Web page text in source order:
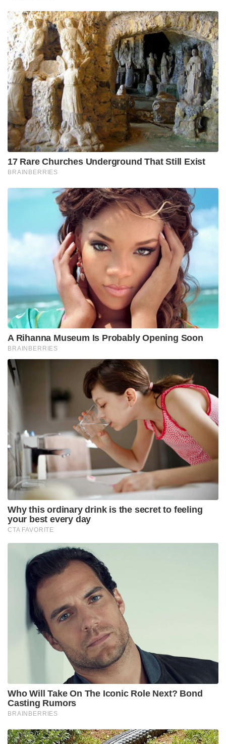
17 Rare Churches Underground That Still Exist
BRAINBERRIES
A Rihanna Museum Is Probably Opening Soon
BRAINBERRIES
Why this ordinary drink is the secret to feeling
your best every day
CTA FAVORITE
Who Will Take On The Iconic Role Next? Bond
Casting Rumors
BRAINBERRIES